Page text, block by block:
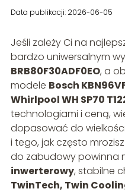
Data publikacji: 2026-06-05
Jeśli zależy Ci na
bardzo uniwersalnym
BRB80F30ADF0EO, a
modele Bosch
Whirlpool WH SP70
technologiami i ceną,
dopasować do
i tego, jak często
do zabudowy powinna
inwerterowy, stabilne
TwinTech, Twin